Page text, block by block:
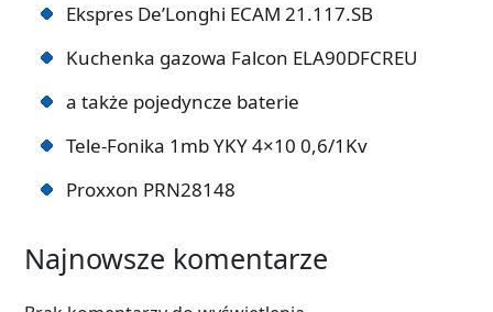
Ekspres De’Longhi ECAM 21.117.SB
Kuchenka gazowa Falcon ELA90DFCREU
a także pojedyncze baterie
Tele-Fonika 1mb YKY 4×10 0,6/1Kv
Proxxon PRN28148
Najnowsze komentarze